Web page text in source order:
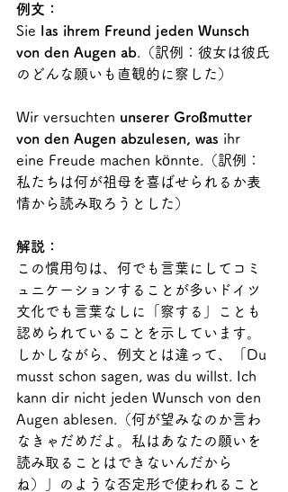
例文：
Sie las ihrem Freund jeden Wunsch
von den Augen ab .（訳例：彼女は彼氏
のどんな願いも直観的に察した）
Wir versuchten unserer Großmutter
von den Augen abzulesen, was ihr
eine Freude machen könnte.（訳例：
私たちは何が祖母を喜ばせられるか表
情から読み取ろうとした）
解説：
この慣用句は、何でも言葉にしてコミ
ュニケーションすることが多いドイツ
文化でも言葉なしに「察する」ことも
認められていることを示しています。
しかしながら、例文とは違って、「Du
musst schon sagen, was du willst. Ich
kann dir nicht jeden Wunsch von den
Augen ablesen.（何が望みなのか言わ
なきゃだめだよ。私はあなたの願いを
読み取ることはできないんだから
ね）」のような否定形で使われること